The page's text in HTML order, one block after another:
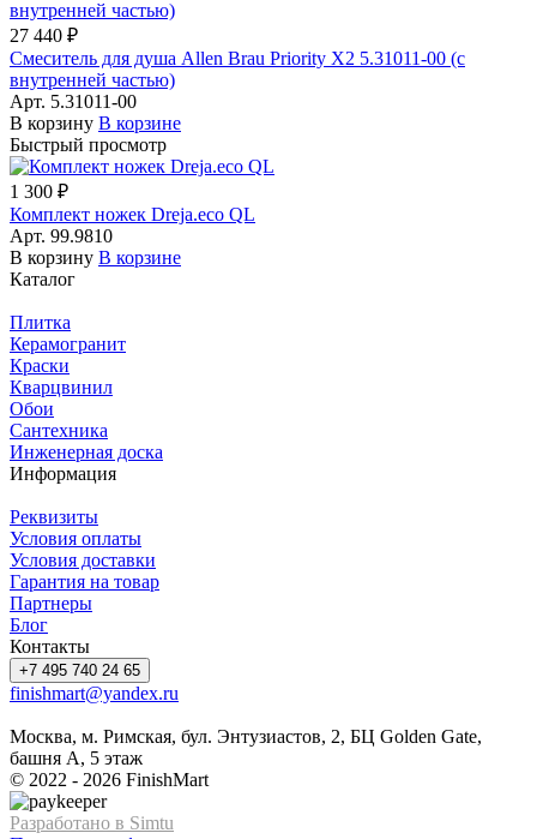
27 440 ₽
Смеситель для душа Allen Brau Priority X2 5.31011-00 (с
внутренней частью)
Арт. 5.31011-00
В корзину В корзине
Быстрый просмотр
1 300 ₽
Комплект ножек Dreja.eco QL
Арт. 99.9810
В корзину В корзине
Каталог
Плитка
Керамогранит
Краски
Кварцвинил
Обои
Сантехника
Инженерная доска
Информация
Реквизиты
Условия оплаты
Условия доставки
Гарантия на товар
Партнеры
Блог
Контакты
+7 495 740 24 65
finishmart@yandex.ru
Москва, м. Римская, бул. Энтузиастов, 2, БЦ Golden Gate,
башня А, 5 этаж
© 2022 - 2026 FinishMart
Разработано в Simtu